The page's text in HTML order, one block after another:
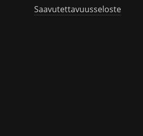
Saavutettavuusseloste